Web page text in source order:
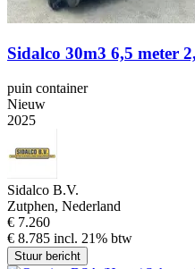
Sidalco 30m3 6,5 meter
puin container
Nieuw
2025
Sidalco B.V.
Zutphen, Nederland
€ 7.260
€ 8.785 incl. 21% btw
Stuur bericht